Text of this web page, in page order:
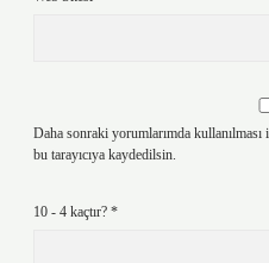
Daha sonraki yorumlarımda
bu tarayıcıya kaydedilsin.
10 - 4 kaçtır? *